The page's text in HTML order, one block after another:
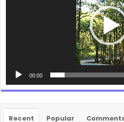
00:00
Recent Popular